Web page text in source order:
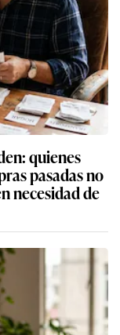
quienes
pasadas no
necesidad de